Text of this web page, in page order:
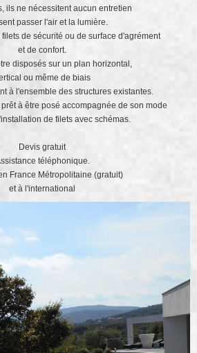
ils ne nécessitent aucun entretien
passer l'air et la lumière.
de sécurité ou de surface d'agrément
et de confort.
disposés sur un plan horizontal,
ou même de biais
à l'ensemble des structures existantes.
à être posé accompagnée de son mode
de filets avec schémas.
Devis gratuit
téléphonique.
France Métropolitaine (gratuit)
et à l'international